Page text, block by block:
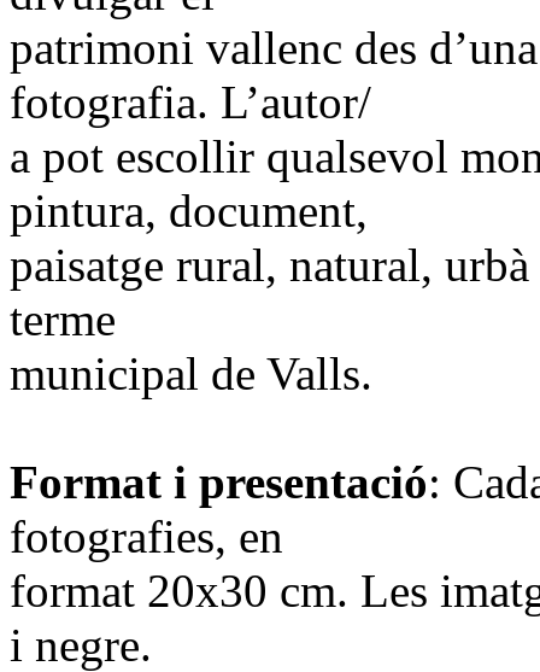
patrimoni vallenc des
fotografia. L’autor/
a pot escollir qualsevol
pintura, document,
paisatge rural, natural,
terme
municipal de Valls.
Format i presentació:
fotografies, en
format 20x30 cm. Les
i negre.